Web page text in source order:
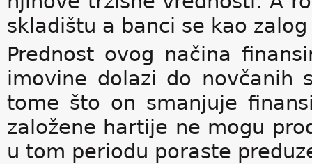
skladištu a banci se kao
Prednost ovog načina
imovine dolazi do novčanih
tome što on smanjuje
založene hartije ne mogu
u tom periodu poraste